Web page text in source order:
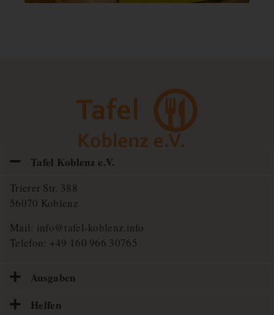
Tafel Koblenz e.V.
Trierer Str. 388
56070 Koblenz
Mail: info@tafel-koblenz.info
Telefon: +49 160 966 30765
Ausgaben
Helfen